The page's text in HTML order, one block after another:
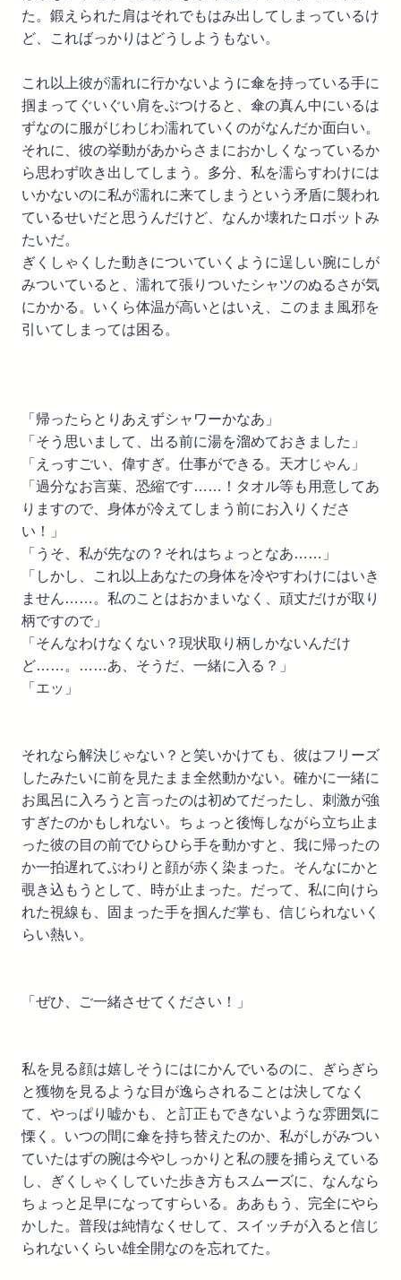
た。鍛えられた肩はそれでもはみ出してしまっているけ
ど、こればっかりはどうしようもない。
これ以上彼が濡れに行かないように傘を持っている手に
掴まってぐいぐい肩をぶつけると、傘の真ん中にいるは
ずなのに服がじわじわ濡れていくのがなんだか面白い。
それに、彼の挙動があからさまにおかしくなっているか
ら思わず吹き出してしまう。多分、私を濡らすわけには
いかないのに私が濡れに来てしまうという矛盾に襲われ
ているせいだと思うんだけど、なんか壊れたロボットみ
たいだ。
ぎくしゃくした動きについていくように逞しい腕にしが
みついていると、濡れて張りついたシャツのぬるさが気
にかかる。いくら体温が高いとはいえ、このまま風邪を
引いてしまっては困る。
「帰ったらとりあえずシャワーかなあ」
「そう思いまして、出る前に湯を溜めておきました」
「えっすごい、偉すぎ。仕事ができる。天才じゃん」
「過分なお言葉、恐縮です……！タオル等も用意してあ
りますので、身体が冷えてしまう前にお入りくださ
い！」
「うそ、私が先なの？それはちょっとなあ……」
「しかし、これ以上あなたの身体を冷やすわけにはいき
ません……。私のことはおかまいなく、頑丈だけが取り
柄ですので」
「そんなわけなくない？現状取り柄しかないんだけ
ど……。……あ、そうだ、一緒に入る？」
「エッ」
それなら解決じゃない？と笑いかけても、彼はフリーズ
したみたいに前を見たまま全然動かない。確かに一緒に
お風呂に入ろうと言ったのは初めてだったし、刺激が強
すぎたのかもしれない。ちょっと後悔しながら立ち止ま
った彼の目の前でひらひら手を動かすと、我に帰ったの
か一拍遅れてぶわりと顔が赤く染まった。そんなにかと
覗き込もうとして、時が止まった。だって、私に向けら
れた視線も、固まった手を掴んだ掌も、信じられないく
らい熱い。
「ぜひ、ご一緒させてください！」
私を見る顔は嬉しそうにはにかんでいるのに、ぎらぎら
と獲物を見るような目が逸らされることは決してなく
て、やっぱり嘘かも、と訂正もできないような雰囲気に
慄く。いつの間に傘を持ち替えたのか、私がしがみつい
ていたはずの腕は今やしっかりと私の腰を捕らえている
し、ぎくしゃくしていた歩き方もスムーズに、なんなら
ちょっと足早になってすらいる。ああもう、完全にやら
かした。普段は純情なくせして、スイッチが入ると信じ
られないくらい雄全開なのを忘れてた。